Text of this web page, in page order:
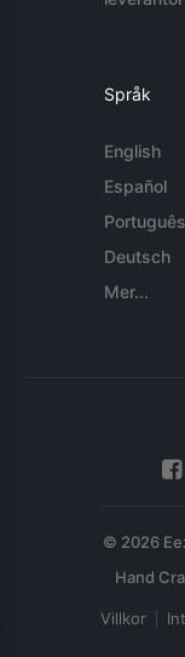
Språk
English
Español
Português
Deutsch
Mer...
© 2026
Villkor